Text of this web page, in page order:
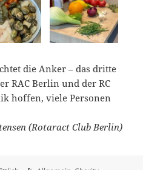
die Anker – das dritte
RAC Berlin und der RC
hoffen, viele Personen
(Rotaract Club Berlin)